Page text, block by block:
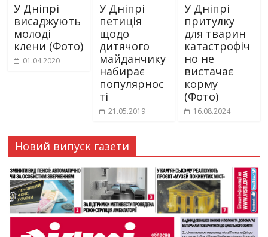
У Дніпрі
висаджують
молоді
клени (Фото)
01.04.2020
У Дніпрі
петиція
щодо
дитячого
майданчику
набирає
популярнос
ті
21.05.2019
У Дніпрі
притулку
для тварин
катастрофіч
но не
вистачає
корму
(Фото)
16.08.2024
Новий випуск газети